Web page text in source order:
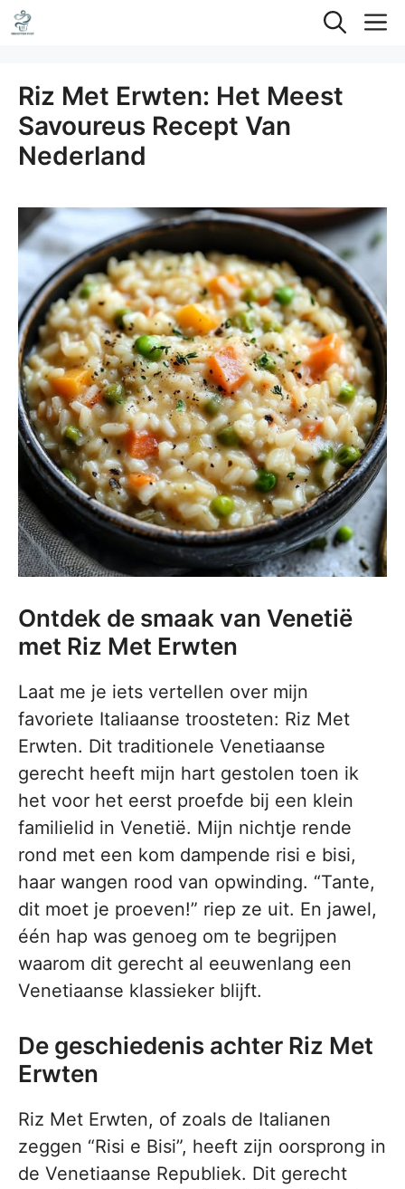
Ga
naar
inhoud
Riz Met Erwten: Het Meest
Savoureus Recept Van
Nederland
Ontdek de smaak van Venetië
met Riz Met Erwten
Laat me je iets vertellen over mijn
favoriete Italiaanse troosteten: Riz Met
Erwten. Dit traditionele Venetiaanse
gerecht heeft mijn hart gestolen toen ik
het voor het eerst proefde bij een klein
familielid in Venetië. Mijn nichtje rende
rond met een kom dampende risi e bisi,
haar wangen rood van opwinding. “Tante,
dit moet je proeven!” riep ze uit. En jawel,
één hap was genoeg om te begrijpen
waarom dit gerecht al eeuwenlang een
Venetiaanse klassieker blijft.
De geschiedenis achter Riz Met
Erwten
Riz Met Erwten, of zoals de Italianen
zeggen “Risi e Bisi”, heeft zijn oorsprong in
de Venetiaanse Republiek. Dit gerecht